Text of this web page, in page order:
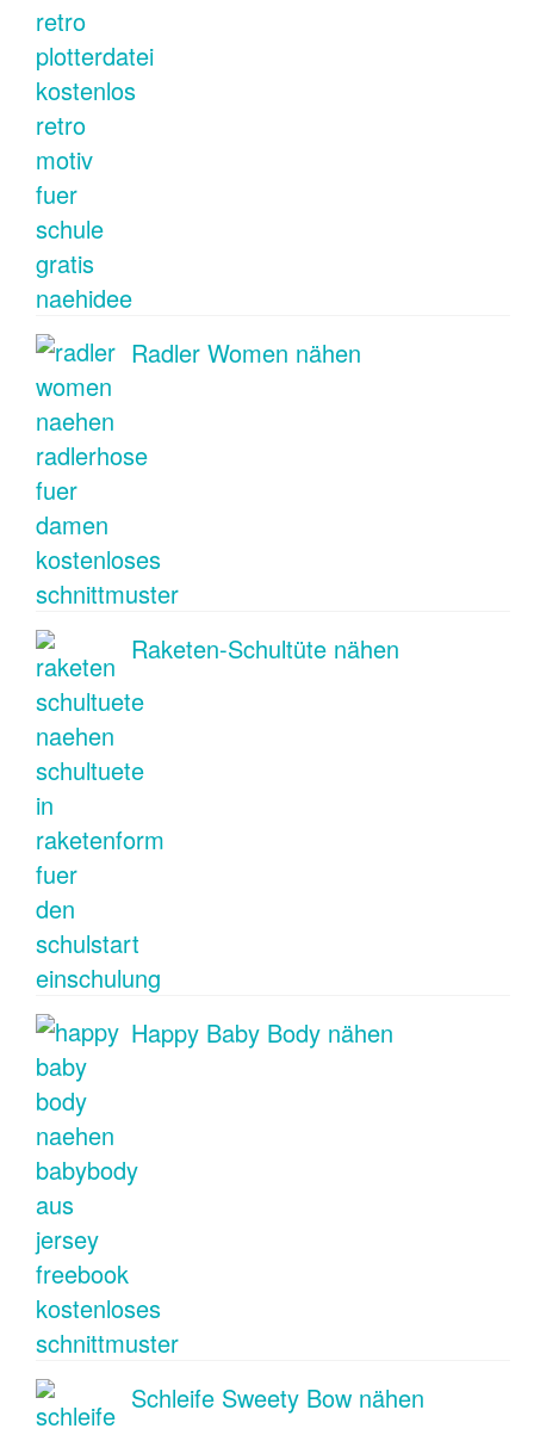
Radler Women nähen
Raketen-Schultüte nähen
Happy Baby Body nähen
Schleife Sweety Bow nähen